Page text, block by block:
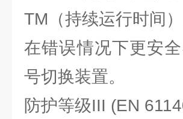
TM（持续运行时间）
在错误情况下更安全
号切换装置。
防护等级III (EN